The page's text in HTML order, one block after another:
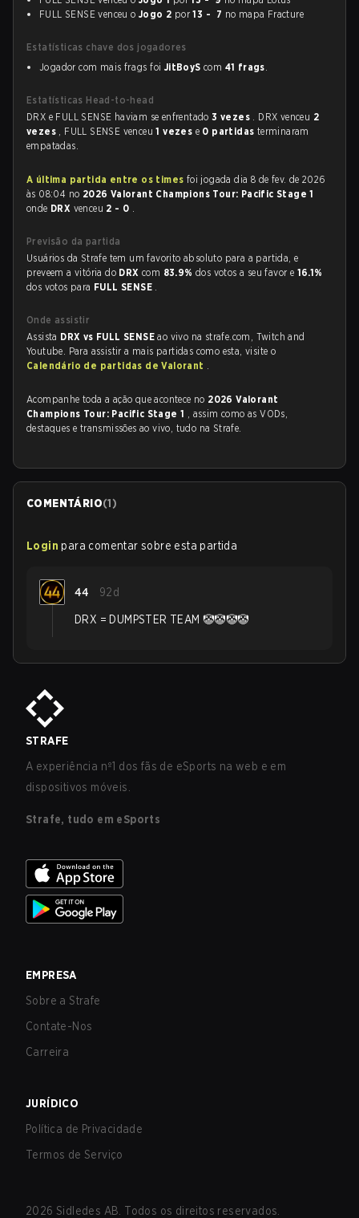
FULL SENSE venceu o Jogo 2 por13 - 7 no mapa Fracture
Estatísticas chave dos jogadores
Jogador com mais frags foi JitBoyS com 41 frags.
Estatísticas Head-to-head
DRX e FULL SENSE haviam se enfrentado3 vezes . DRX venceu 2
vezes , FULL SENSE venceu1 vezes e 0 partidas terminaram
empatadas.
A última partida entre os times foi jogada dia 8 de fev. de 2026
às 08:04 no 2026 Valorant Champions Tour: Pacific Stage 1
onde DRX venceu 2 - 0 .
Previsão da partida
Usuários da Strafe tem um favorito absoluto para a partida, e
preveem a vitória do DRXcom 83.9%dos votos a seu favor e 16.1%
dos votos para FULL SENSE .
Onde assistir
Assista DRX vs FULL SENSEao vivo na strafe.com, Twitch and
Youtube. Para assistir a mais partidas como esta, visite o
Calendário de partidas de Valorant .
Acompanhe toda a ação que acontece no 2026 Valorant
Champions Tour: Pacific Stage 1 , assim como as VODs,
destaques e transmissões ao vivo, tudo na Strafe.
COMENTÁRIO(1)
Login para comentar sobre esta partida
44 92d
DRX = DUMPSTER TEAM 🤡🤡🤡🤡
STRAFE
A experiência nº1 dos fãs de eSports na web e em
dispositivos móveis.
Strafe, tudo em eSports
EMPRESA
Sobre a Strafe
Contate-Nos
Carreira
JURÍDICO
Política de Privacidade
Termos de Serviço
2026 Sidledes AB. Todos os direitos reservados.